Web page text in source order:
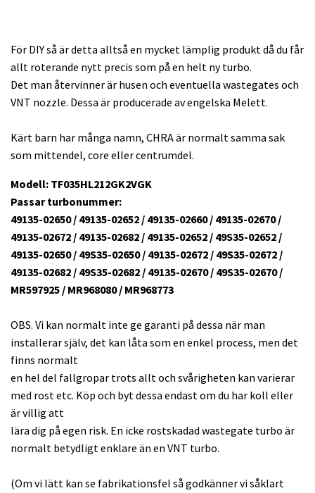
För DIY så är detta alltså en mycket lämplig produkt då du får
allt roterande nytt precis som på en helt ny turbo.
Det man återvinner är husen och eventuella wastegates och
VNT nozzle. Dessa är producerade av engelska Melett.
Kärt barn har många namn, CHRA är normalt samma sak
som mittendel, core eller centrumdel.
Modell: TF035HL212GK2VGK
Passar turbonummer:
49135-02650 / 49135-02652 / 49135-02660 / 49135-02670 /
49135-02672 / 49135-02682 / 49135-02652 / 49S35-02652 /
49135-02650 / 49S35-02650 / 49135-02672 / 49S35-02672 /
49135-02682 / 49S35-02682 / 49135-02670 / 49S35-02670 /
MR597925 / MR968080 / MR968773
OBS. Vi kan normalt inte ge garanti på dessa när man
installerar själv, det kan låta som en enkel process, men det
finns normalt
en hel del fallgropar trots allt och svårigheten kan varierar
med rost etc. Köp och byt dessa endast om du har koll eller
är villig att
lära dig på egen risk. En icke rostskadad wastegate turbo är
normalt betydligt enklare än en VNT turbo.
(Om vi lätt kan se fabrikationsfel så godkänner vi såklart